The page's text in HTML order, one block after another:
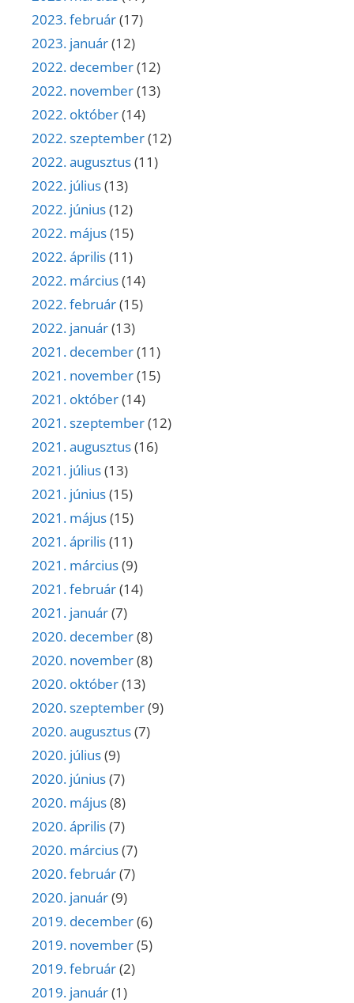
2023. február(17)
2023. január(12)
2022. december(12)
2022. november(13)
2022. október(14)
2022. szeptember(12)
2022. augusztus(11)
2022. július(13)
2022. június(12)
2022. május(15)
2022. április(11)
2022. március(14)
2022. február(15)
2022. január(13)
2021. december(11)
2021. november(15)
2021. október(14)
2021. szeptember(12)
2021. augusztus(16)
2021. július(13)
2021. június(15)
2021. május(15)
2021. április(11)
2021. március(9)
2021. február(14)
2021. január(7)
2020. december(8)
2020. november(8)
2020. október(13)
2020. szeptember(9)
2020. augusztus(7)
2020. július(9)
2020. június(7)
2020. május(8)
2020. április(7)
2020. március(7)
2020. február(7)
2020. január(9)
2019. december(6)
2019. november(5)
2019. február(2)
2019. január(1)